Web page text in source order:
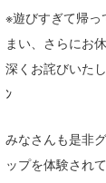
※遊びすぎて帰
まい、さらにお
深くお詫びいた
ﾝ
みなさんも是非
ップを体験され